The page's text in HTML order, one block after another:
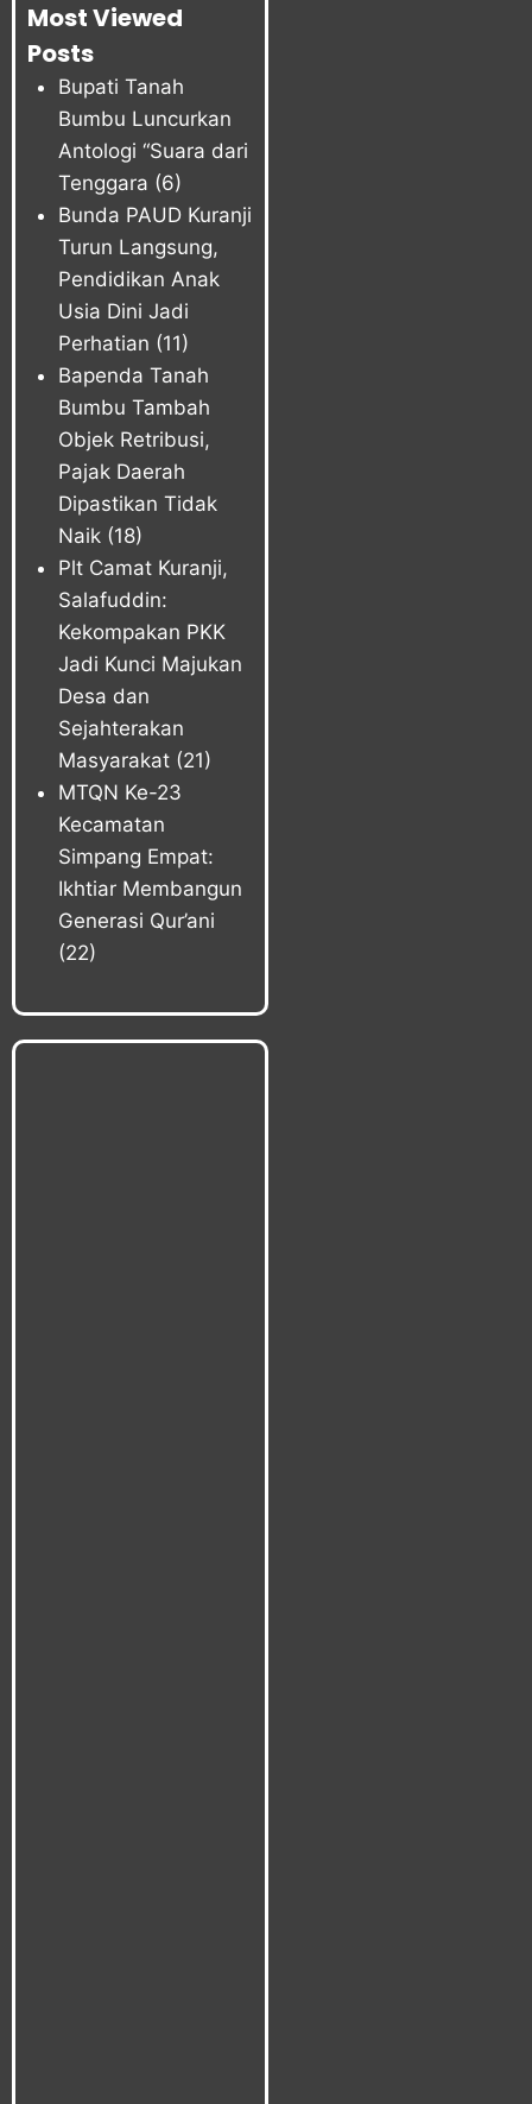
Most Viewed
Posts
Bupati Tanah
Bumbu Luncurkan
Antologi “Suara dari
Tenggara (6)
Bunda PAUD Kuranji
Turun Langsung,
Pendidikan Anak
Usia Dini Jadi
Perhatian (11)
Bapenda Tanah
Bumbu Tambah
Objek Retribusi,
Pajak Daerah
Dipastikan Tidak
Naik (18)
Plt Camat Kuranji,
Salafuddin:
Kekompakan PKK
Jadi Kunci Majukan
Desa dan
Sejahterakan
Masyarakat (21)
MTQN Ke-23
Kecamatan
Simpang Empat:
Ikhtiar Membangun
Generasi Qur’ani
(22)